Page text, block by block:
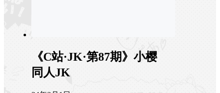
《C站·JK·第87期》小樱
同人JK